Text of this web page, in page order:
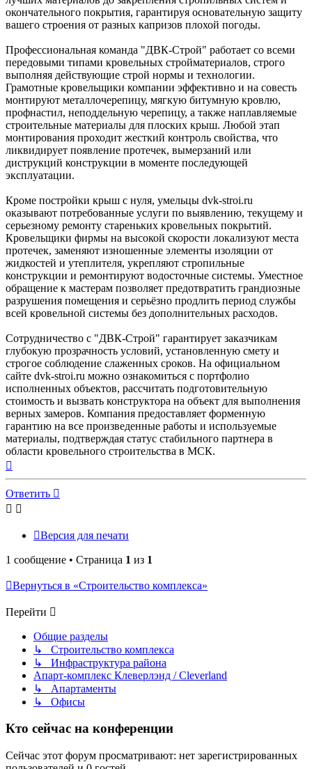
окончательного покрытия, гарантируя основательную защиту
вашего строения от разных капризов плохой погоды.
Профессиональная команда "ДВК-Строй" работает со всеми
передовыми типами кровельных стройматериалов, строго
выполняя действующие строй нормы и технологии.
Грамотные кровельщики компании эффективно и на совесть
монтируют металлочерепицу, мягкую битумную кровлю,
профнастил, неподдельную черепицу, а также наплавляемые
строительные материалы для плоских крыш. Любой этап
монтирования проходит жесткий контроль свойства, что
ликвидирует появление протечек, вымерзаний или
диструкций конструкции в моменте последующей
эксплуатации.
Кроме постройки крыш с нуля, умельцы dvk-stroi.ru
оказывают потребованные услуги по выявлению, текущему и
серьезному ремонту стареньких кровельных покрытий.
Кровельщики фирмы на высокой скорости локализуют места
протечек, заменяют изношенные элементы изоляции от
жидкостей и утеплителя, укрепляют стропильные
конструкции и ремонтируют водосточные системы. Уместное
обращение к мастерам позволяет предотвратить грандиозные
разрушения помещения и серьёзно продлить период службы
всей кровельной системы без дополнительных расходов.
Сотрудничество с "ДВК-Строй" гарантирует заказчикам
глубокую прозрачность условий, установленную смету и
строгое соблюдение слаженных сроков. На официальном
сайте dvk-stroi.ru можно ознакомиться с портфолио
исполненных объектов, рассчитать подготовительную
стоимость и вызвать конструктора на объект для выполнения
верных замеров. Компания предоставляет форменную
гарантию на все произведенные работы и используемые
материалы, подтверждая статус стабильного партнера в
области кровельного строительства в МСК.
началу
Ответить
Версия для печати
1 сообщение • Страница 1 из 1
Вернуться в «Строительство комплекса»
Перейти
Общие разделы
↳ Строительство комплекса
↳ Инфраструктура района
Апарт-комплекс Клеверлэнд / Cleverland
↳ Апартаменты
↳ Офисы
Кто сейчас на конференции
Сейчас этот форум просматривают: нет зарегистрированных